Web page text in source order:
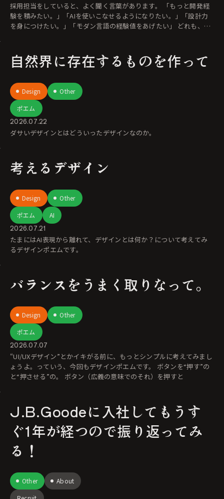
採用担当をしていると、よく聞く言葉があります。 「もっと開発経
験を積みたい。」「AIを使いこなせるようになりたい。」「設計力
を身につけたい。」「モダン言語の経験値をあげたい」 どれも、と
自然界に存在するものを作って
Design
Other
ポエム
2026.07.22
ダサいデザインとはどういったデザインなのか。
考えるデザイン
Design
Other
ポエム
AI
2026.07.21
たまにはAI表現から離れて、デザインとは何か？について考えてみ
るデザインポエムです。
バランスをうまく取りなって。
Design
Other
ポエム
2026.07.07
“UI/UXデザイン”とかイキがる前に、もっとシンプルに考えてみまし
ょうよ。っていう、今回もデザインポエムです。 ボタンを“押す”の
と“押させる”の。 ボタン（広義の意味でのそれ）を押すと
J.B.Goodeに入社してもうす
ぐ1年が経つので振り返ってみ
る！
Other
About